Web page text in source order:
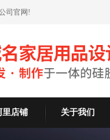
司官网!
里店铺 关于我们